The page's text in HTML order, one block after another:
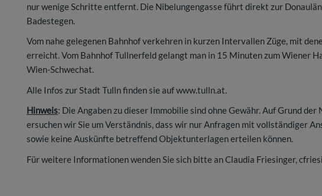
nur wenige Schritte entfernt. Die Nibelungengasse führt direkt zur
Badestegen.
Vom nahe gelegenen Bahnhof verkehren in kurzen Intervallen Züge, mit
erreicht. Vom Bahnhof Tullnerfeld gelangt man in 15 Minuten zum Wiener
Wien-Schwechat.
Alle Infos zur Stadt Tulln finden sie auf www.tulln.at.
Hinweis: Die Angaben zu dieser Immobilie sind ohne Gewähr. Auf Grund
ersuchen wir Sie um Verständnis, dass wir nur Anfragen mit vollständiger
sowie keine Auskünfte betreffend Objektunterlagen erteilen können.
Für weitere Informationen wenden Sie sich bitte an Claudia Friesinger,